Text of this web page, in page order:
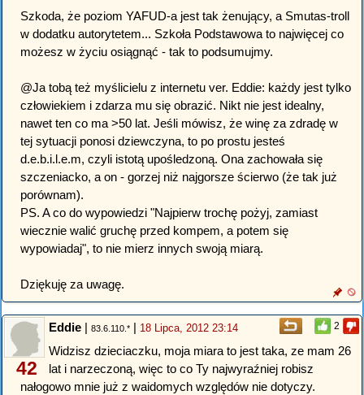
Szkoda, że poziom YAFUD-a jest tak żenujący, a Smutas-troll
w dodatku autorytetem... Szkoła Podstawowa to najwięcej co
możesz w życiu osiągnąć - tak to podsumujmy.
@Ja tobą też myślicielu z internetu ver. Eddie: każdy jest tylko
człowiekiem i zdarza mu się obrazić. Nikt nie jest idealny,
nawet ten co ma >50 lat. Jeśli mówisz, że winę za zdradę w
tej sytuacji ponosi dziewczyna, to po prostu jesteś
d.e.b.i.l.e.m, czyli istotą upośledzoną. Ona zachowała się
szczeniacko, a on - gorzej niż najgorsze ścierwo (że tak już
porównam).
PS. A co do wypowiedzi "Najpierw trochę pożyj, zamiast
wiecznie walić gruchę przed kompem, a potem się
wypowiadaj", to nie mierz innych swoją miarą.
Dziękuję za uwagę.
2
42
Eddie | 83.6.110.* | 18 Lipca, 2012 23:14
Widzisz dzieciaczku, moja miara to jest taka, ze mam 26
lat i narzeczoną, więc to co Ty najwyraźniej robisz
nałogowo mnie już z waidomych względów nie dotyczy.